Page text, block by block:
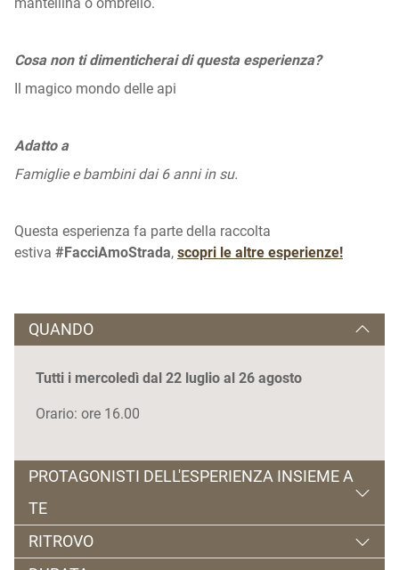
Cosa non ti dimenticherai di questa esperienza?
Il magico mondo delle api
Adatto a
Famiglie e bambini dai 6 anni in su.
Questa esperienza fa parte della raccolta
estiva #FacciAmoStrada, scopri le altre esperienze!
QUANDO
Tutti i mercoledì dal 22 luglio al 26 agosto
Orario: ore 16.00
PROTAGONISTI DELL'ESPERIENZA INSIEME A
TE
Elisa
RITROVO